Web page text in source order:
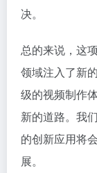
决。
总的来说，这
领域注入了新
级的视频制作
新的道路。我
的创新应用将
展。